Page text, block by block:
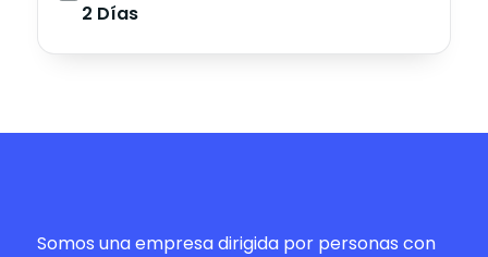
2 Días
Somos una empresa dirigida por personas con